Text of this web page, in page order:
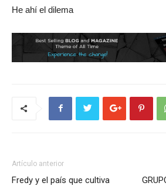
He ahí el dilema
Artículo anterior
Fredy y el país que cultiva